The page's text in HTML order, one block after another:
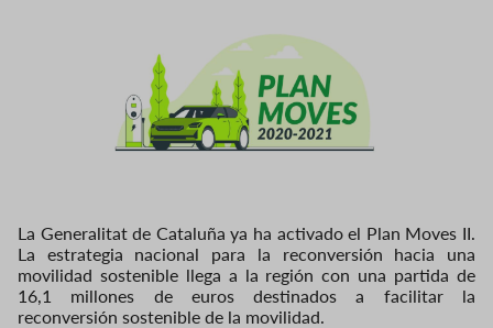
La Generalitat de Cataluña ya ha activado el Plan Moves II.
La estrategia nacional para la reconversión hacia una
movilidad sostenible llega a la región con una partida de
16,1 millones de euros destinados a facilitar la
reconversión sostenible de la movilidad.